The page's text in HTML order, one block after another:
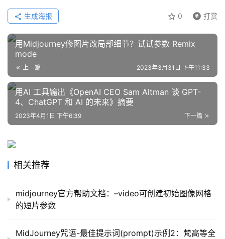
0 打赏
生成海报
用Midjourney修图片改局部细节？试试参数 Remix
mode
上一篇 2023年3月31日 下午11:33
用AI 工具输出《OpenAI CEO Sam Altman 谈 GPT-
4、ChatGPT 和 AI 的未来》摘要
下一篇
2023年4月1日 下午6:39
相关推荐
midjourney官方帮助文档：–video可创建初始图像网格
的短片参数
MidJourney咒语-最佳提示词(prompt)示例2：梵高等全